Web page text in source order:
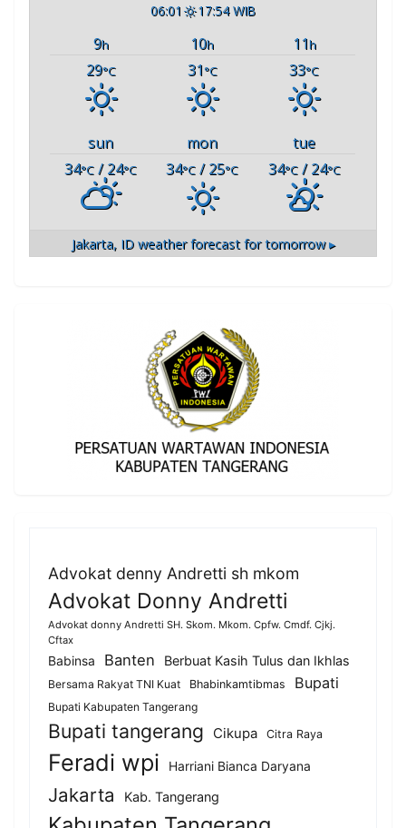
06:01 17:54 WIB
9h 10h 11h
29°C 31°C 33°C
sun mon
tue
34°C / 24°C 34°C / 25°C 34°C/ 24°C
Jakarta, IDweather forecast for tomorrow ▸
Advokat denny Andretti sh mkom
Advokat Donny Andretti
Advokat donny Andretti SH. Skom. Mkom. Cpfw. Cmdf. Cjkj.
Cftax
Babinsa Banten Berbuat Kasih Tulus dan Ikhlas
Bersama Rakyat TNI Kuat Bhabinkamtibmas Bupati
Bupati Kabupaten Tangerang
Bupati tangerang Cikupa Citra Raya
Feradi wpi Harriani Bianca Daryana
Jakarta Kab. Tangerang